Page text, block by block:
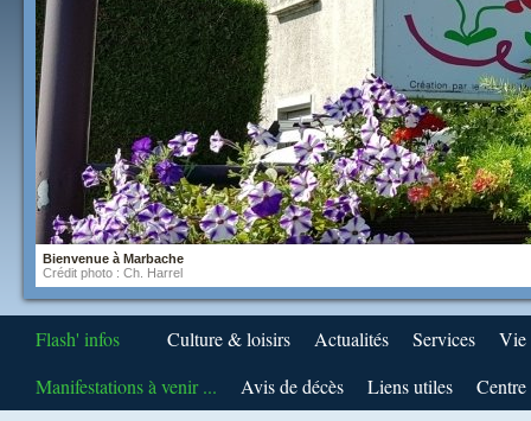
Bienvenue à Marbache
Crédit photo : Ch. Harrel
Flash' infos Culture & loisirs Actualités Services
Vie
Manifestations à venir ...
Avis de décès Liens utiles